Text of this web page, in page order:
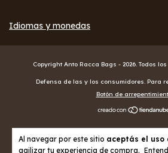
Al navegar por este sitio aceptás el uso
agilizar tu experiencia de compra.
Idiomas y monedas
Copyright Anto Racca Bags - 2026. Todos
Defensa de las y los consumidores. Para
Botón de